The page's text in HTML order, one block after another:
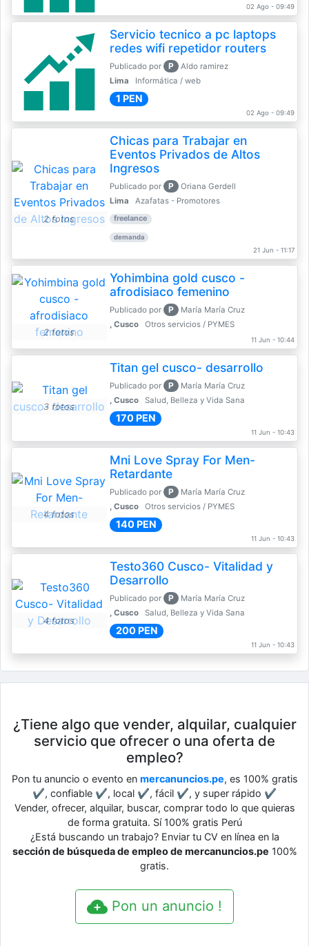
02 Ago - 09:49
Servicio tecnico a pc laptops
redes wifi repetidor routers
Publicado por P
Aldo ramirez
Lima
Informática / web
1 PEN
02 Ago - 09:49
2 fotos
Chicas para Trabajar en
Eventos Privados de Altos
Ingresos
Publicado por P
Oriana Gerdell
Lima
Azafatas - Promotores
freelance
demanda
21 Jun - 11:17
2 fotos
Yohimbina gold cusco -
afrodisiaco femenino
Publicado por P
María María Cruz
, Cusco
Otros servicios / PYMES
11 Jun - 10:44
3 fotos
Titan gel cusco- desarrollo
Publicado por P
María María Cruz
, Cusco
Salud, Belleza y Vida Sana
170 PEN
11 Jun - 10:43
4 fotos
Mni Love Spray For Men-
Retardante
Publicado por P
María María Cruz
, Cusco
Otros servicios / PYMES
140 PEN
11 Jun - 10:43
4 fotos
Testo360 Cusco- Vitalidad y
Desarrollo
Publicado por P
María María Cruz
, Cusco
Salud, Belleza y Vida Sana
200 PEN
11 Jun - 10:43
¿Tiene algo que vender, alquilar, cualquier
servicio que ofrecer o una oferta de
empleo?
Pon tu anuncio o evento en mercanuncios.pe, es 100% gratis
✔, confiable ✔, local ✔, fácil ✔, y super rápido ✔
Vender, ofrecer, alquilar, buscar, comprar todo lo que quieras
de forma gratuita. Sí 100% gratis Perú
¿Está buscando un trabajo? Enviar tu CV en línea en la
sección de búsqueda de empleo de mercanuncios.pe 100%
gratis.
Pon un anuncio !